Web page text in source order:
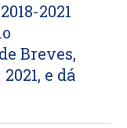
2021
Breves,
e dá